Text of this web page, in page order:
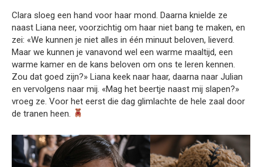
Clara sloeg een hand voor haar mond. Daarna knielde ze
naast Liana neer, voorzichtig om haar niet bang te maken, en
zei: «We kunnen je niet alles in één minuut beloven, lieverd.
Maar we kunnen je vanavond wel een warme maaltijd, een
warme kamer en de kans beloven om ons te leren kennen.
Zou dat goed zijn?» Liana keek naar haar, daarna naar Julian
en vervolgens naar mij. «Mag het beertje naast mij slapen?»
vroeg ze. Voor het eerst die dag glimlachte de hele zaal door
de tranen heen.